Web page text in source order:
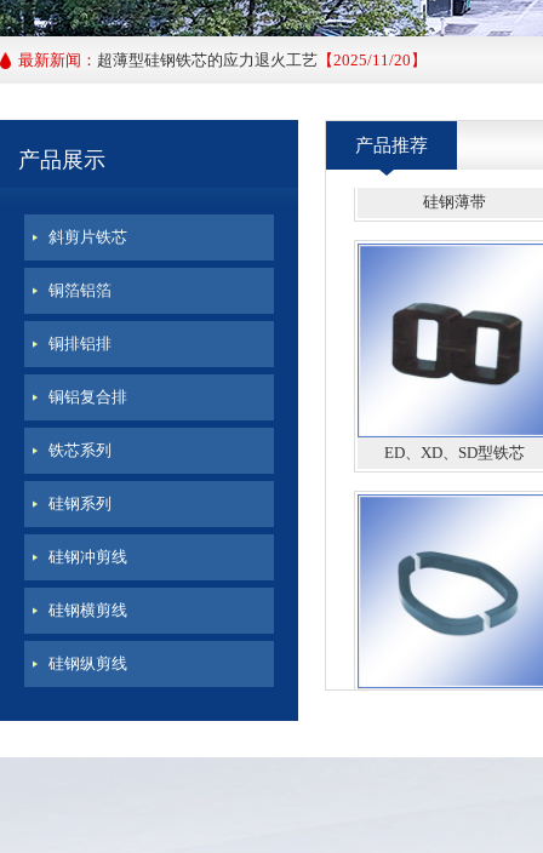
最新新闻： 超薄型硅钢铁芯的应力退火工艺 【2025/11/20】
超薄型硅钢铁芯的优势与注意事项 【2024/03/10】
产品展示
斜剪片铁芯
铜箔铝箔
铜排铝排
铜铝复合排
铁芯系列
硅钢系列
硅钢冲剪线
硅钢横剪线
硅钢纵剪线
产品推荐
ED、XD、SD型铁芯
钳型铁芯